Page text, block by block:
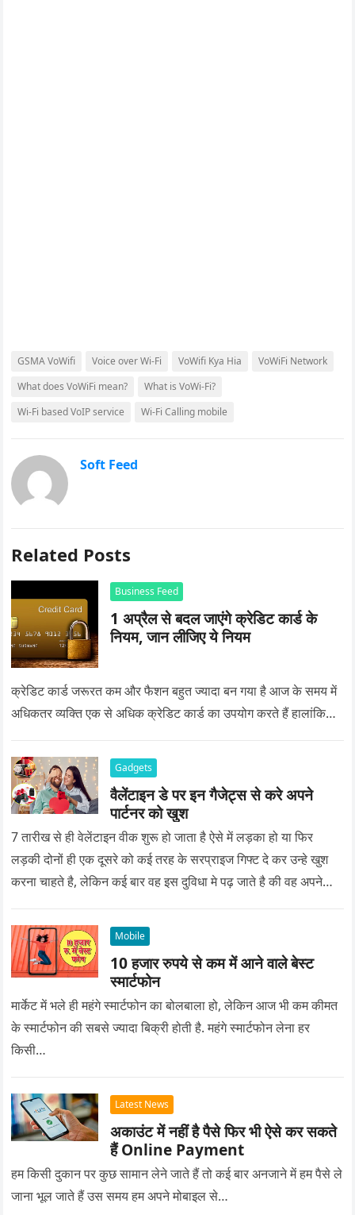
GSMA VoWifi Voice over Wi-Fi VoWifi Kya Hia
VoWiFi Network
What does VoWiFi mean?
What is VoWi-Fi?
Wi-Fi based VoIP service
Wi-Fi Calling mobile
Soft Feed
Related Posts
Business Feed
1 अप्रैल से बदल जाएंगे क्रेडिट कार्ड के
नियम, जान लीजिए ये नियम
क्रेडिट कार्ड जरूरत कम और फैशन बहुत ज्यादा बन गया है आज के समय में
अधिकतर व्यक्ति एक से अधिक क्रेडिट कार्ड का उपयोग करते हैं हालांकि…
Gadgets
वैलेंटाइन डे पर इन गैजेट्स से करे अपने
पार्टनर को खुश
7 तारीख से ही वेलेंटाइन वीक शुरू हो जाता है ऐसे में लड़का हो या फिर
लड़की दोनों ही एक दूसरे को कई तरह के सरप्राइज गिफ्ट दे कर उन्हे खुश
करना चाहते है, लेकिन कई बार वह इस दुविधा मे पढ़ जाते है की वह अपने
Mobile
10 हजार रुपये से कम में आने वाले बेस्ट
स्मार्टफोन
मार्केट में भले ही महंगे स्मार्टफोन का बोलबाला हो, लेकिन आज भी कम कीमत
के स्मार्टफोन की सबसे ज्यादा बिक्री होती है. महंगे स्मार्टफोन लेना हर
किसी…
Latest News
अकाउंट में नहीं है पैसे फिर भी ऐसे कर सकते
हैं Online Payment
हम किसी दुकान पर कुछ सामान लेने जाते हैं तो कई बार अनजाने में हम पैसे ले
जाना भूल जाते हैं उस समय हम अपने मोबाइल से…